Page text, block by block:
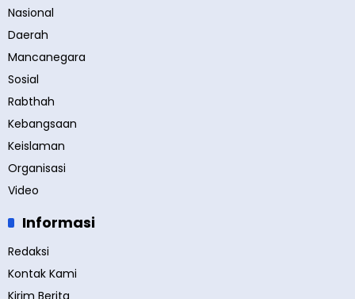
Nasional
Daerah
Mancanegara
Sosial
Rabthah
Kebangsaan
Keislaman
Organisasi
Video
Informasi
Redaksi
Kontak Kami